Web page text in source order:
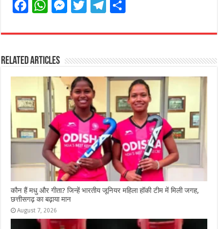
F
c
e
b
o
o
k
W
at
s
A
p
p
M
ss
n
g
e
r
T
itt
r
T
e
ra
m
ar
Related Articles
कौन हैं मधु और गीता? जिन्हें भारतीय जूनियर महिला हॉकी टीम में मिली जगह,
छत्तीसगढ़ का बढ़ाया मान
August 7, 2026